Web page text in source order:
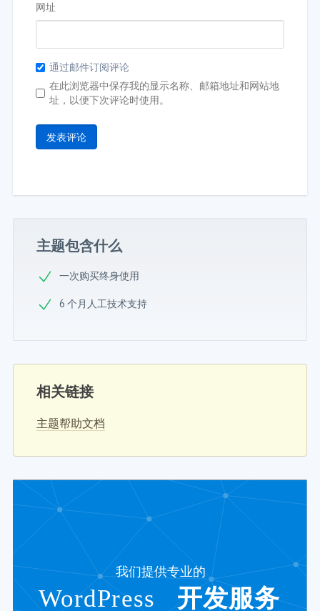
网址
通过邮件订阅评论
在此浏览器中保存我的显示名称、邮箱地址和网站地
址，以便下次评论时使用。
主题包含什么
一次购买终身使用
6 个月人工技术支持
相关链接
主题帮助文档